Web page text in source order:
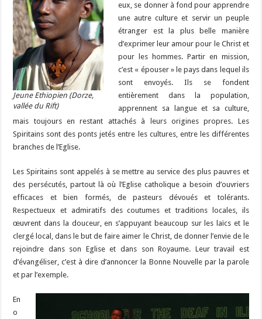
Jeune Ethiopien (Dorze,
vallée du Rift)
eux, se donner à fond pour apprendre
une autre culture et servir un peuple
étranger est la plus belle manière
d’exprimer leur amour pour le Christ et
pour les hommes. Partir en mission,
c’est « épouser » le pays dans lequel ils
sont envoyés. Ils se fondent
entièrement dans la population,
apprennent sa langue et sa culture,
mais toujours en restant attachés à leurs origines propres. Les
Spiritains sont des ponts jetés entre les cultures, entre les différentes
branches de l’Eglise.
Les Spiritains sont appelés à se mettre au service des plus pauvres et
des persécutés, partout là où l’Eglise catholique a besoin d’ouvriers
efficaces et bien formés, de pasteurs dévoués et tolérants.
Respectueux et admiratifs des coutumes et traditions locales, ils
œuvrent dans la douceur, en s’appuyant beaucoup sur les laïcs et le
clergé local, dans le but de faire aimer le Christ, de donner l’envie de le
rejoindre dans son Eglise et dans son Royaume. Leur travail est
d’évangéliser, c’est à dire d’annoncer la Bonne Nouvelle par la parole
et par l’exemple.
En
o